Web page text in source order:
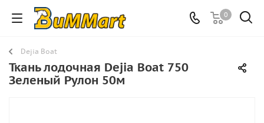
0
Dejia Boat
Ткань лодочная Dejia Boat 750
Зеленый Рулон 50м